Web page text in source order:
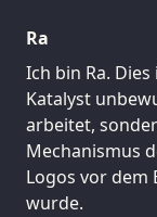
Ra
Ich bin Ra.
Katalyst
arbeitet,
Mechanismus
Logos vor dem
wurde.